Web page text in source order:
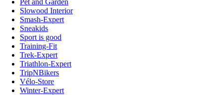
Slowood Interior
Smash-Expert
Sneakids
Sport is good
Training-Fit
Trek-Expert
Triathlon-Expert
TripNBikers
Vélo-Store
Winter-Expert